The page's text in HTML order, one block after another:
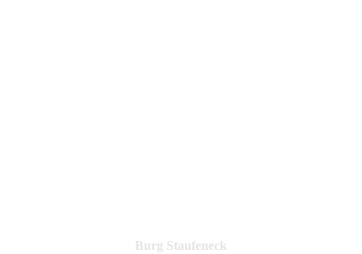
Burg Staufeneck